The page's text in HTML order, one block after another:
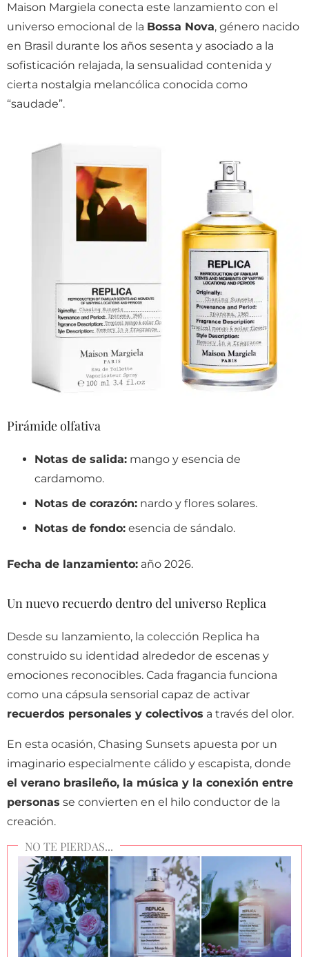
Maison Margiela conecta este lanzamiento con el
universo emocional de la Bossa Nova, género nacido
en Brasil durante los años sesenta y asociado a la
sofisticación relajada, la sensualidad contenida y
cierta nostalgia melancólica conocida como
“saudade”.
Pirámide olfativa
Notas de salida: mango y esencia de
cardamomo.
Notas de corazón: nardo y flores solares.
Notas de fondo: esencia de sándalo.
Fecha de lanzamiento: año 2026.
Un nuevo recuerdo dentro del universo Replica
Desde su lanzamiento, la colección Replica ha
construido su identidad alrededor de escenas y
emociones reconocibles. Cada fragancia funciona
como una cápsula sensorial capaz de activar
recuerdos personales y colectivos a través del olor.
En esta ocasión, Chasing Sunsets apuesta por un
imaginario especialmente cálido y escapista, donde
el verano brasileño, la música y la conexión entre
personas se convierten en el hilo conductor de la
creación.